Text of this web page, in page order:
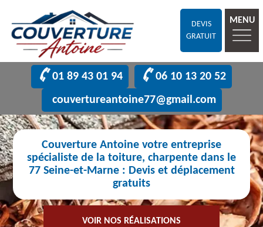
DEVIS
GRATUIT
MENU
01 89 43 01 94
06 10 13 20 52
couvertureantoine77@gmail.com
Couverture Antoine votre entreprise
spécialiste de la toiture, charpente dans le
77 Seine-et-Marne : Devis et déplacement
gratuits
VOIR NOS RÉALISATIONS